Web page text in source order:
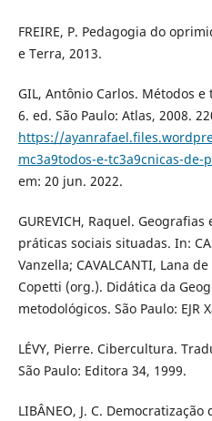
FREIRE, P. Pedagogia do
e Terra, 2013.
GIL, Antônio Carlos. Métodos
6. ed. São Paulo: Atlas, 2008.
https://
mc3a9todos-e-tc3a9cnicas-de-
em: 20 jun. 2022.
GUREVICH, Raquel.
práticas sociais situadas. In:
Vanzella; CAVALCANTI, Lana
Copetti (org.). Didática da
metodológicos. São Paulo: EJR
LÉVY, Pierre. Cibercultura.
São Paulo: Editora 34, 1999.
LIBÂNEO, J. C.